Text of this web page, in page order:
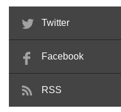
Twitter
Facebook
RSS